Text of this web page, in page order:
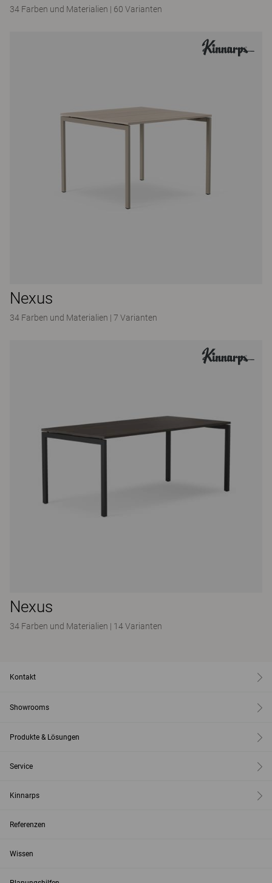
34 Farben und Materialien | 60 Varianten
Nexus
34 Farben und Materialien | 7 Varianten
Nexus
34 Farben und Materialien | 14 Varianten
Kontakt
Showrooms
Produkte & Lösungen
Service
Kinnarps
Referenzen
Wissen